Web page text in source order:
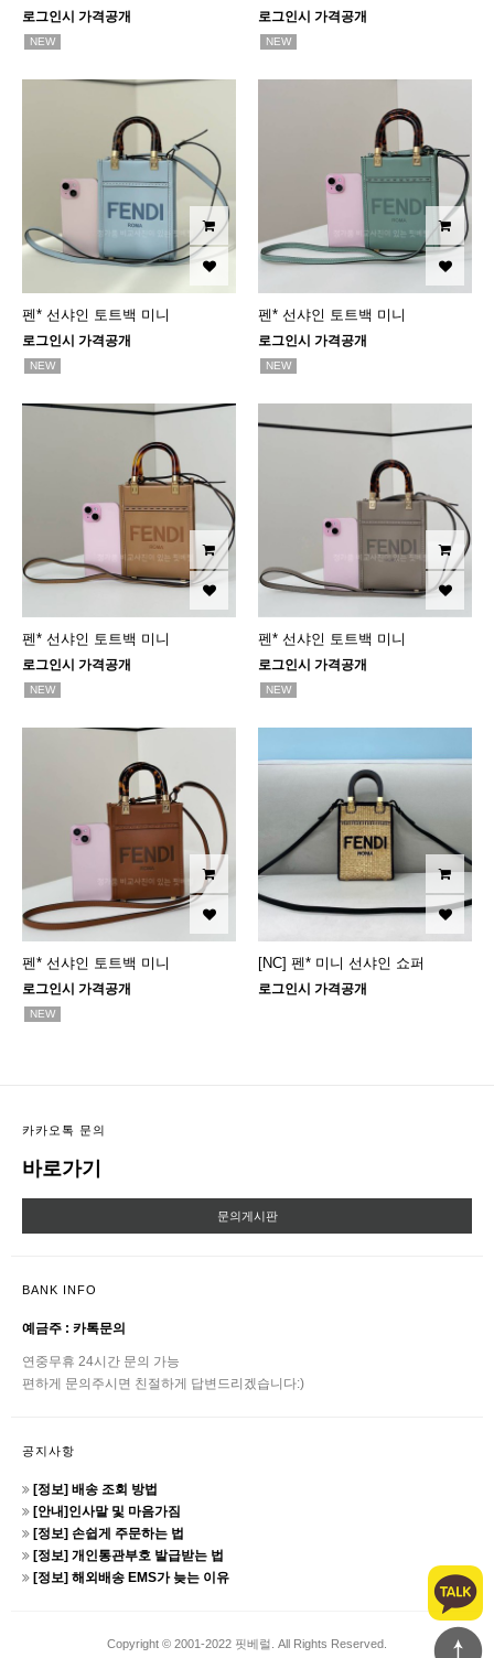
로그인시 가격공개
NEW
로그인시 가격공개
NEW
펜* 선샤인 토트백 미니
로그인시 가격공개
NEW
펜* 선샤인 토트백 미니
로그인시 가격공개
NEW
펜* 선샤인 토트백 미니
로그인시 가격공개
NEW
펜* 선샤인 토트백 미니
로그인시 가격공개
NEW
펜* 선샤인 토트백 미니
로그인시 가격공개
NEW
[NC] 펜* 미니 선샤인 쇼퍼
로그인시 가격공개
카카오톡 문의
바로가기
문의게시판
BANK INFO
예금주 : 카톡문의
연중무휴 24시간 문의 가능
편하게 문의주시면 친절하게 답변드리겠습니다:)
공지사항
[정보] 배송 조회 방법
[안내]인사말 및 마음가짐
[정보] 손쉽게 주문하는 법
[정보] 개인통관부호 발급받는 법
[정보] 해외배송 EMS가 늦는 이유
Copyright © 2001-2022 핏베럴. All Rights Reserved.